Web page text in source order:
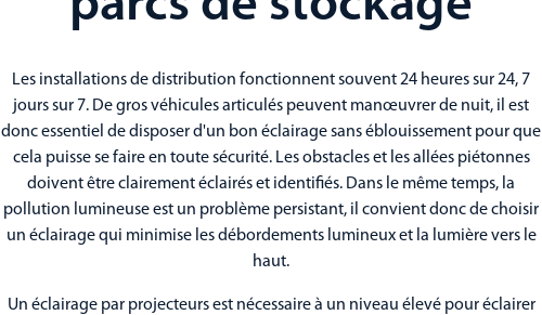
Les installations de distribution fonctionnent souvent 24 heures sur 24, 7
jours sur 7. De gros véhicules articulés peuvent manœuvrer de nuit, il est
donc essentiel de disposer d'un bon éclairage sans éblouissement pour que
cela puisse se faire en toute sécurité. Les obstacles et les allées piétonnes
doivent être clairement éclairés et identifiés. Dans le même temps, la
pollution lumineuse est un problème persistant, il convient donc de choisir
un éclairage qui minimise les débordements lumineux et la lumière vers le
haut.
Un éclairage par projecteurs est nécessaire à un niveau élevé pour éclairer